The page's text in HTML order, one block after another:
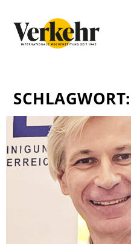
SCHLAGWORT: